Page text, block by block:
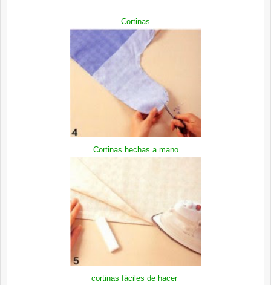
Cortinas
Cortinas hechas a mano
cortinas fáciles de hacer